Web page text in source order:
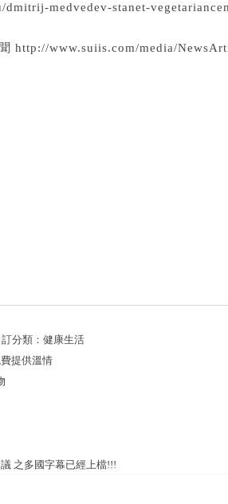
medvedev-stanet-
http://www.suiis.com/media/
分類： 健康生活
提供溫情
之多國字幕已經上檔!!!